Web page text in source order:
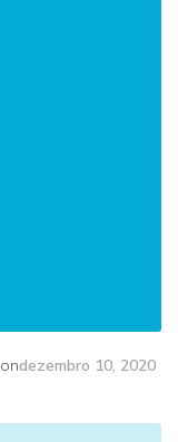
ondezembro 10, 2020